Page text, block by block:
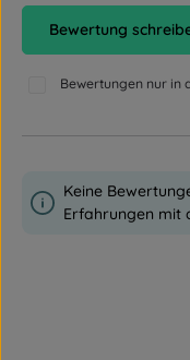
Bewertung
Bewertungen nur in
Keine
Erfahrungen mit